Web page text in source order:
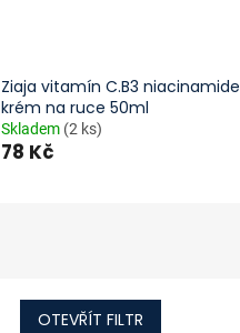
Ziaja vitamín C.B3 niacinamide
krém na ruce 50ml
Skladem (2 ks)
78 Kč
OTEVŘÍT FILTR